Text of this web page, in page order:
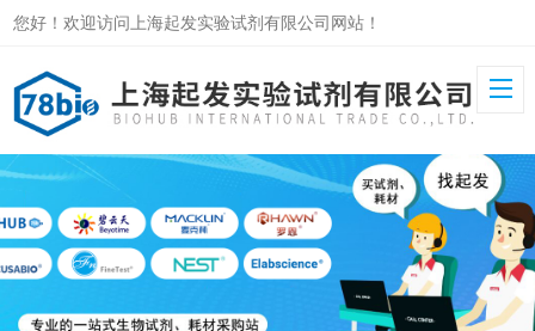
您好！欢迎访问上海起发实验试剂有限公司网站！